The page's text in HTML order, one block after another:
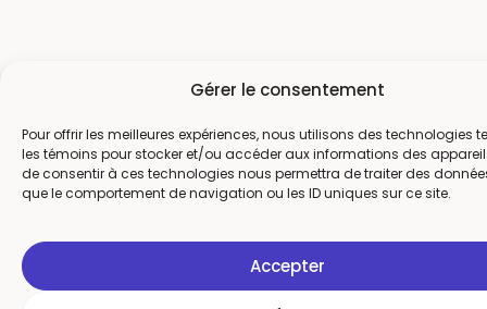
Gérer le consentement
Pour offrir les meilleures expériences, nous utilisons des technologies
les témoins pour stocker et/ou accéder aux informations des
de consentir à ces technologies nous permettra de traiter des
que le comportement de navigation ou les ID uniques sur ce site.
Accepter